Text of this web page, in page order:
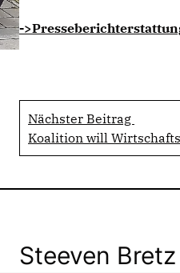
-
Nächster Beitrag
Koalition will
Steeven